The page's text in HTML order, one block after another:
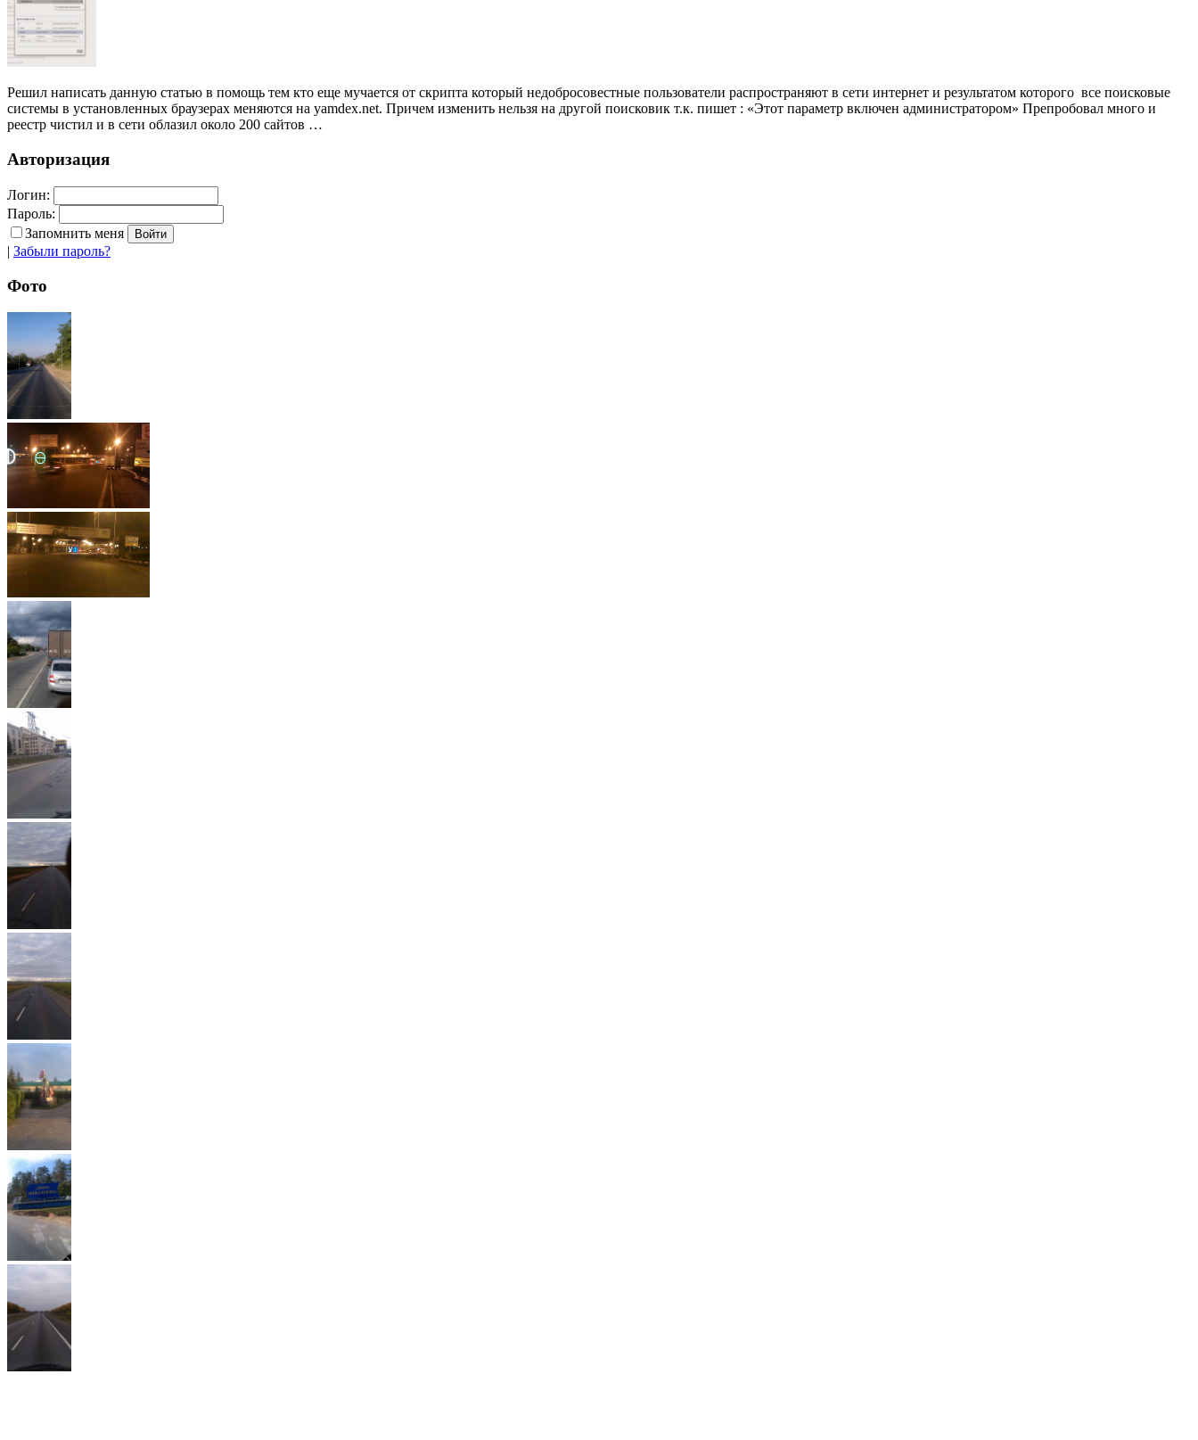
Решил написать данную статью в помощь тем кто еще мучается от скрипта который недобросовестные пользователи распространяют в сети интернет и результатом которого все поисковые
системы в установленных браузерах меняются на yamdex.net. Причем изменить нельзя на другой поисковик т.к. пишет : «Этот параметр включен администратором» Препробовал много и
реестр чистил и в сети облазил около 200 сайтов …
Авторизация
Логин:
Пароль:
Запомнить меня
| Забыли пароль?
Фото